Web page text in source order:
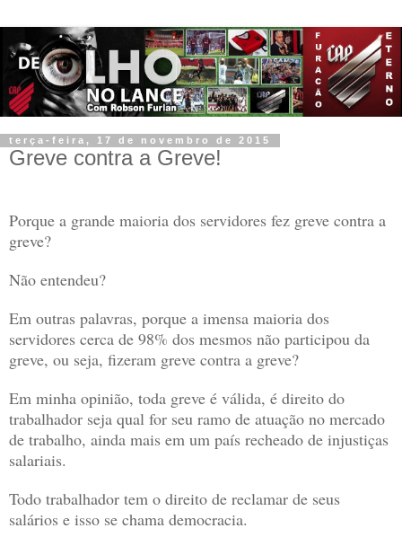
terça-feira, 17 de novembro de 2015
Greve contra a Greve!
Porque a grande maioria dos servidores fez greve contra a
greve?
Não entendeu?
Em outras palavras, porque a imensa maioria dos
servidores cerca de 98% dos mesmos não participou da
greve, ou seja, fizeram greve contra a greve?
Em minha opinião, toda greve é válida, é direito do
trabalhador seja qual for seu ramo de atuação no mercado
de trabalho, ainda mais em um país recheado de injustiças
salariais.
Todo trabalhador tem o direito de reclamar de seus
salários e isso se chama democracia.